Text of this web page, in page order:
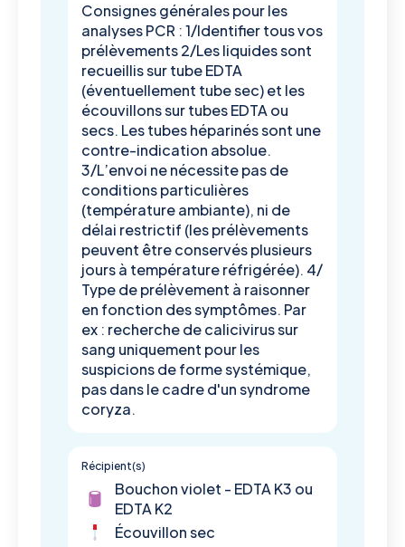
Consignes générales pour les
analyses PCR : 1/Identifier tous vos
prélèvements 2/Les liquides sont
recueillis sur tube EDTA
(éventuellement tube sec) et les
écouvillons sur tubes EDTA ou
secs. Les tubes héparinés sont une
contre-indication absolue.
3/L’envoi ne nécessite pas de
conditions particulières
(température ambiante), ni de
délai restrictif (les prélèvements
peuvent être conservés plusieurs
jours à température réfrigérée). 4/
Type de prélèvement à raisonner
en fonction des symptômes. Par
ex : recherche de calicivirus sur
sang uniquement pour les
suspicions de forme systémique,
pas dans le cadre d'un syndrome
coryza.
Récipient(s)
Bouchon violet - EDTA K3 ou
EDTA K2
Écouvillon sec